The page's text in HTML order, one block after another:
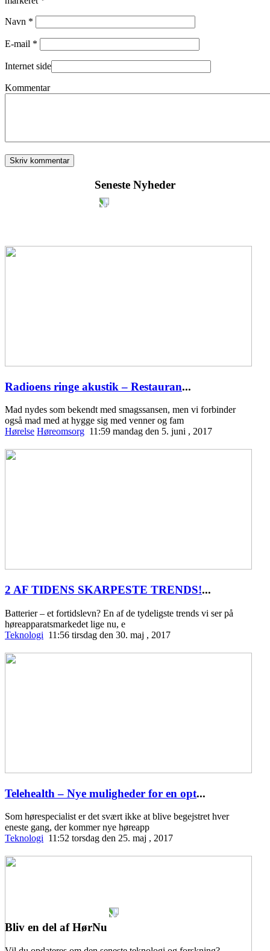
Navn *
E-mail *
Internet side
Kommentar
Seneste Nyheder
Radioens ringe akustik – Restauran...
Mad nydes som bekendt med smagssansen, men vi forbinder
også mad med at hygge sig med venner og fam
Hørelse Høreomsorg 11:59 mandag den 5. juni , 2017
2 AF TIDENS SKARPESTE TRENDS!...
Batterier – et fortidslevn? En af de tydeligste trends vi ser på
høreapparatsmarkedet lige nu, e
Teknologi 11:56 tirsdag den 30. maj , 2017
Telehealth – Nye muligheder for en opt...
Som hørespecialist er det svært ikke at blive begejstret hver
eneste gang, der kommer nye høreapp
Teknologi 11:52 torsdag den 25. maj , 2017
Bliv en del af HørNu